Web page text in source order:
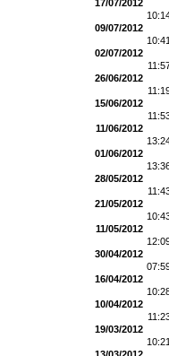
17/07/2012
09/07/2012
02/07/2012
26/06/2012
15/06/2012
11/06/2012
01/06/2012
28/05/2012
21/05/2012
11/05/2012
30/04/2012
16/04/2012
10/04/2012
19/03/2012